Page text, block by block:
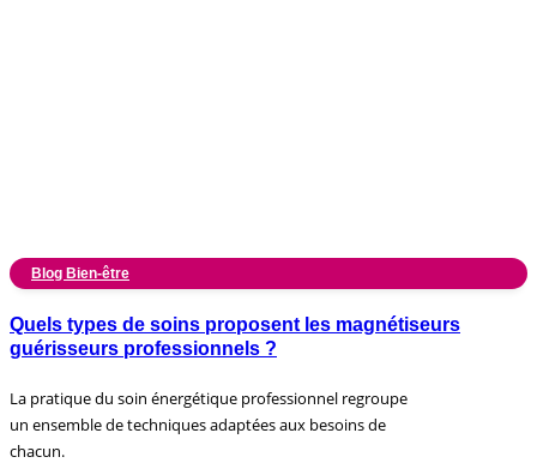
Blog Bien-être
Quels types de soins proposent les magnétiseurs
guérisseurs professionnels ?
La pratique du soin énergétique professionnel regroupe
un ensemble de techniques adaptées aux besoins de
chacun.